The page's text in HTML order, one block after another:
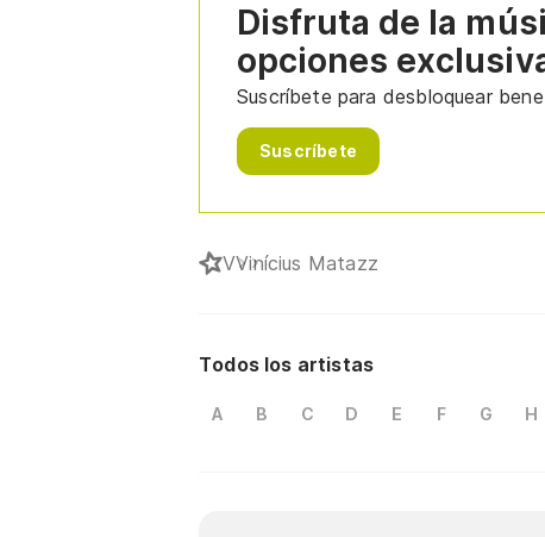
Disfruta de la
opciones
Suscríbete para desbloquear
Suscríbete
VVinícius Matazz
Todos los artistas
A B C D E F G H